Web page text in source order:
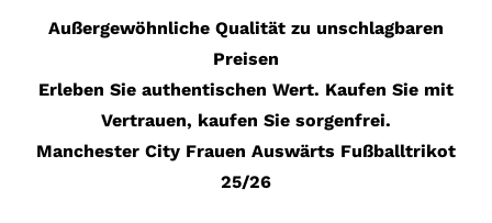
Außergewöhnliche Qualität zu unschlagbaren
Preisen
Erleben Sie authentischen Wert. Kaufen Sie mit
Vertrauen, kaufen Sie sorgenfrei.
Manchester City Frauen Auswärts Fußballtrikot
25/26